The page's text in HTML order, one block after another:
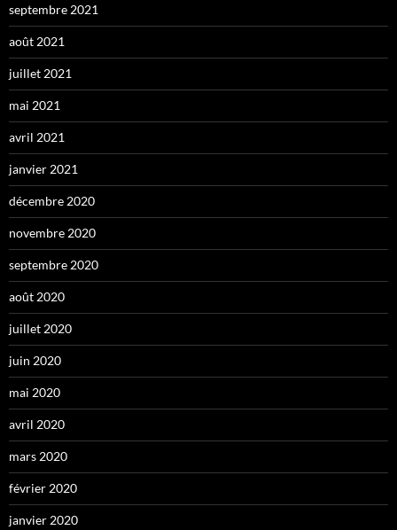
septembre 2021
août 2021
juillet 2021
mai 2021
avril 2021
janvier 2021
décembre 2020
novembre 2020
septembre 2020
août 2020
juillet 2020
juin 2020
mai 2020
avril 2020
mars 2020
février 2020
janvier 2020